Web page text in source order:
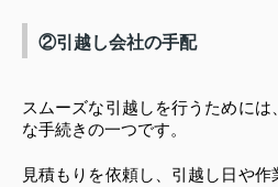
②引越し会社の手配
スムーズな引越しを行うために
な手続きの一つです。
見積もりを依頼し、引越し日や作